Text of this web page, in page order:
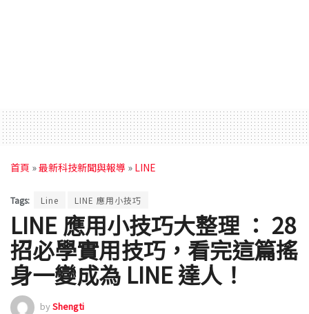
首頁 »最新科技新聞與報導 » LINE
Tags: Line LINE 應用小技巧
LINE 應用小技巧大整理 ： 28
招必學實用技巧，看完這篇搖
身一變成為 LINE 達人！
byShengti